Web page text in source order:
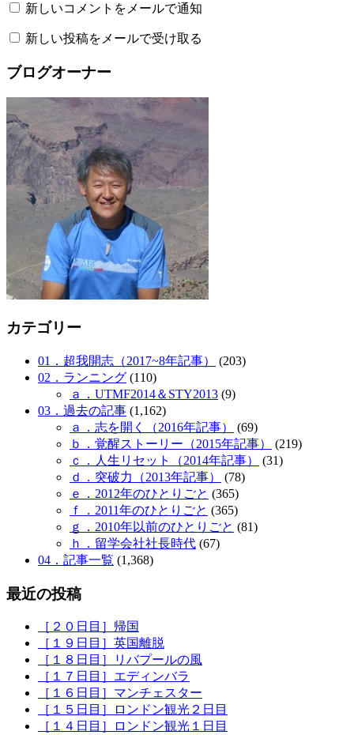
新しいコメントをメールで通知
新しい投稿をメールで受け取る
ブログオーナー
カテゴリー
01．超我開志（2017~8年記事）
(203)
02．ランニング (110)
ａ．UTMF2014＆STY2013 (9)
03．過去の記事 (1,162)
ａ．志を開く（2016年記事）
(69)
ｂ．覚醒ストーリー（2015年記事）
(219)
ｃ．人生リセット（2014年記事）
(31)
ｄ．突破力（2013年記事）
(78)
ｅ．2012年のひとりごと (365)
ｆ．2011年のひとりごと (365)
ｇ．2010年以前のひとりごと (81)
ｈ．留学会社社長時代 (67)
04．記事一覧 (1,368)
最近の投稿
［２０日目］帰国
［１９日目］英国離脱
［１８日目］リバプールの風
［１７日目］エディンバラ
［１６日目］マンチェスター
［１５日目］ロンドン観光２日目
［１４日目］ロンドン観光１日目